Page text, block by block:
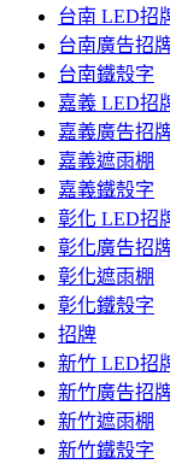
台南 LED招
台南廣告招
台南鐵殼字
嘉義 LED招
嘉義廣告招
嘉義遮雨棚
嘉義鐵殼字
彰化 LED招
彰化廣告招
彰化遮雨棚
彰化鐵殼字
招牌
新竹 LED招
新竹廣告招
新竹遮雨棚
新竹鐵殼字